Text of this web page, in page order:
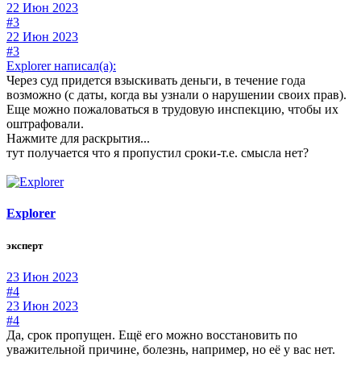
22 Июн 2023
#3
22 Июн 2023
#3
Explorer написал(а):
Через суд придется взыскивать деньги, в течение года
возможно (с даты, когда вы узнали о нарушении своих прав).
Еще можно пожаловаться в трудовую инспекцию, чтобы их
оштрафовали.
Нажмите для раскрытия...
тут получается что я пропустил сроки-т.е. смысла нет?
Explorer
эксперт
23 Июн 2023
#4
23 Июн 2023
#4
Да, срок пропущен. Ещё его можно восстановить по
уважительной причине, болезнь, например, но её у вас нет.